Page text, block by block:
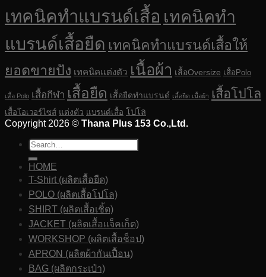
เทคนิคทำแบรนด์เสื้อ เทคนิคทำ
แบรนด์เสื้อยืด เทคนิคทำแบรนด์เสื้อให้
ยอดขายปัง เทคนิคแต่งตัว เนื้อผ้า เสื้อOversize เสื้อPolo
เสื้อ Polo เสื้อกีฬา เสื้อยืด เสื้อยืดทำแบรนด์ เสื้อยืด เนื้อผ้า เสื้อโปโล
เสื้อโอเวอร์ไซส์ แต่งตัว แบรนด์เสื้อ โปโล
Copyright 2026 © Thana Plus 153 Co.,Ltd.
HOME
T-Shirt (ผลิตเสื้อยืด)
POLO (ผลิตเสื้อโปโล)
SHIRT (ผลิตเสื้อเชิ้ต)
JACKET (ผลิตเสื้อแจ็คเก็ต)
WORKSHOP (ผลิตเสื้อช็อป)
APRON (ผลิตผ้ากันเปื้อน)
BAG (ผลิตกระเป๋า)